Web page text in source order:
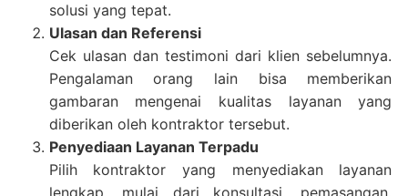
solusi yang tepat.
Ulasan dan Referensi
Cek ulasan dan testimoni dari klien sebelumnya.
Pengalaman orang lain bisa memberikan
gambaran mengenai kualitas layanan yang
diberikan oleh kontraktor tersebut.
Penyediaan Layanan Terpadu
Pilih kontraktor yang menyediakan layanan
lengkap, mulai dari konsultasi, pemasangan,